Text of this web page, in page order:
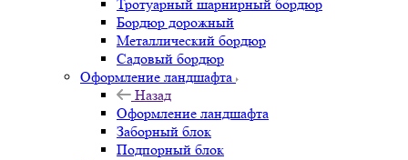
Тротуарный шарнирный бордюр
Бордюр дорожный
Металлический бордюр
Садовый бордюр
Оформление ландшафта
Назад
Оформление ландшафта
Заборный блок
Подпорный блок